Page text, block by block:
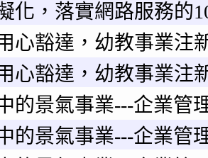
化，落實網路服務的
心豁達，幼教事業注
心豁達，幼教事業注
的景氣事業---企業管
的景氣事業---企業管